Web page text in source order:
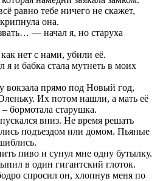
равно тебе ничего не скажет,
она.
— начал я, но старуха
нет с нами, убили её.
и бабка стала мутнеть в моих
прямо под Новый год,
Их потом нашли, а мать её
бормотала старушка.
вниз. Не время решать
подъездом или домом. Пьяные
пиво и сунул мне одну бутылку.
в один гигантский глоток.
спросил он, хлопнув меня по